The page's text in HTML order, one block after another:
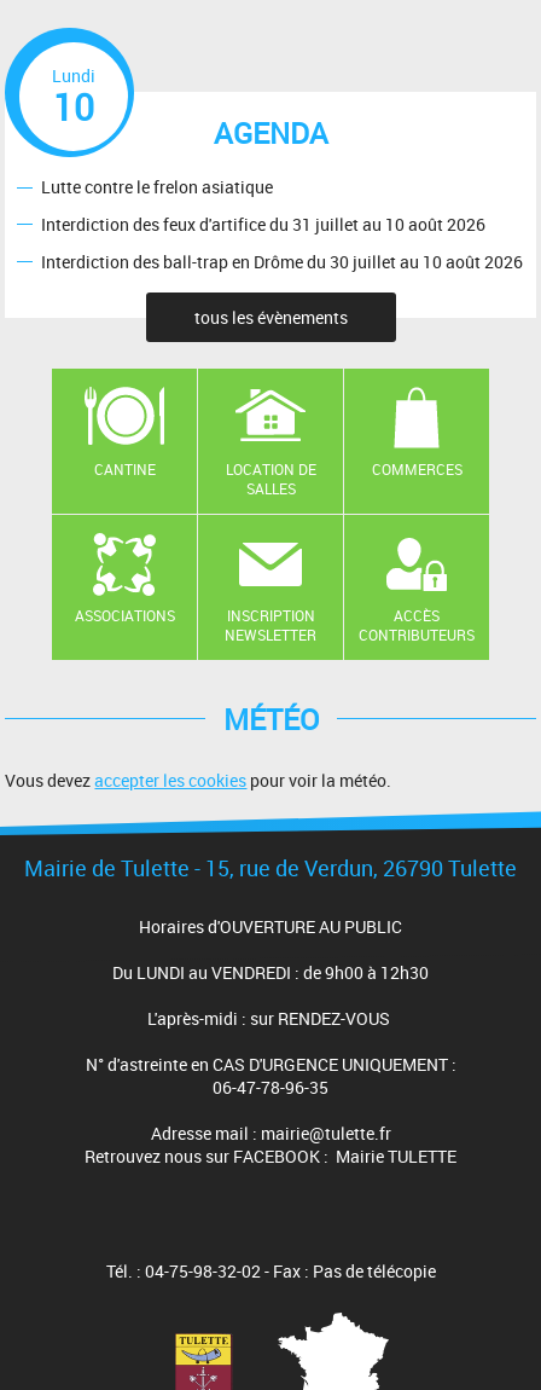
AGENDA
Lundi
10
Lutte contre le frelon asiatique
Interdiction des feux d'artifice du 31 juillet au 10 août 2026
Interdiction des ball-trap en Drôme du 30 juillet au 10 août 2026
tous les évènements
CANTINE
LOCATION DE
SALLES
COMMERCES
ASSOCIATIONS
INSCRIPTION
NEWSLETTER
ACCÈS
CONTRIBUTEURS
MÉTÉO
Vous devezaccepter les cookies pour voir la météo.
Mairie de Tulette - 15, rue de Verdun, 26790 Tulette
Horaires d'OUVERTURE AU PUBLIC
Du LUNDI au VENDREDI : de 9h00 à 12h30
L'après-midi : sur RENDEZ-VOUS
N° d'astreinte en CAS D'URGENCE UNIQUEMENT :
06-47-78-96-35
Adresse mail : mairie@tulette.fr
Retrouvez nous sur FACEBOOK : Mairie TULETTE
Tél. : 04-75-98-32-02 - Fax : Pas de télécopie